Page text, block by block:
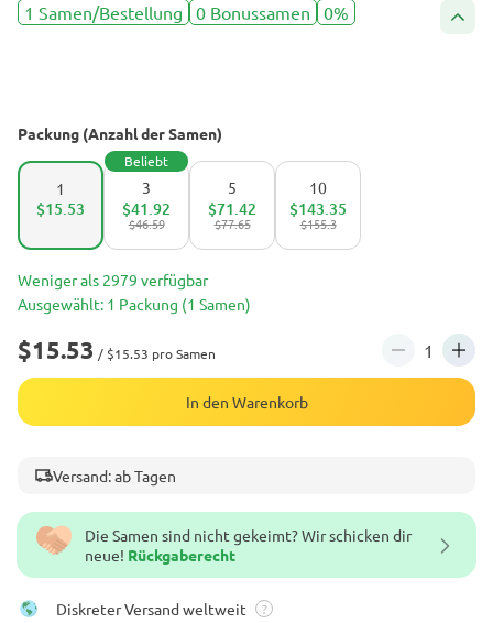
Die Samen sind nicht gekeimt? Wir schicken dir
neue! Rückgaberecht
Diskreter Versand weltweit ?
1 Samen/Bestellung 0 Bonussamen 0%
Packung (Anzahl der Samen)
1
$15.53
3
Beliebt
$46.59
$41.92
5
$77.65
$71.42
10
$155.3
$143.35
Weniger als 2979 verfügbar
Ausgewählt: 1 Packung (1 Samen)
$15.53 / $15.53 pro Samen
In den Warenkorb
Versand: ab Tagen